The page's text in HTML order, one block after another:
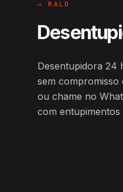
→ RALO
Desentupidora 24
sem compromisso
ou chame no
com